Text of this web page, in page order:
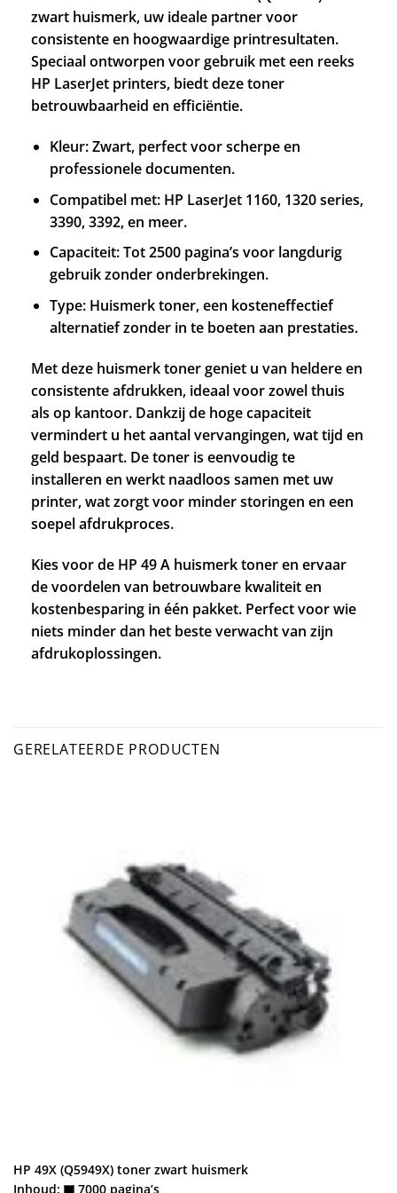
zwart huismerk, uw ideale partner voor
consistente en hoogwaardige printresultaten.
Speciaal ontworpen voor gebruik met een reeks
HP LaserJet printers, biedt deze toner
betrouwbaarheid en efficiëntie.
Kleur: Zwart, perfect voor scherpe en
professionele documenten.
Compatibel met: HP LaserJet 1160, 1320 series,
3390, 3392, en meer.
Capaciteit: Tot 2500 pagina’s voor langdurig
gebruik zonder onderbrekingen.
Type: Huismerk toner, een kosteneffectief
alternatief zonder in te boeten aan prestaties.
Met deze huismerk toner geniet u van heldere en
consistente afdrukken, ideaal voor zowel thuis
als op kantoor. Dankzij de hoge capaciteit
vermindert u het aantal vervangingen, wat tijd en
geld bespaart. De toner is eenvoudig te
installeren en werkt naadloos samen met uw
printer, wat zorgt voor minder storingen en een
soepel afdrukproces.
Kies voor de HP 49 A huismerk toner en ervaar
de voordelen van betrouwbare kwaliteit en
kostenbesparing in één pakket. Perfect voor wie
niets minder dan het beste verwacht van zijn
afdrukoplossingen.
GERELATEERDE PRODUCTEN
HP 49X (Q5949X) toner zwart huismerk
Inhoud:
7000 pagina’s